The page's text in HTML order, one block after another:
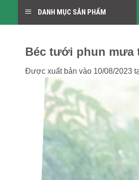
DANH MỤC SẢN PHẨM
Béc tưới phun mưa
Được xuất bản vào 10/08/2023